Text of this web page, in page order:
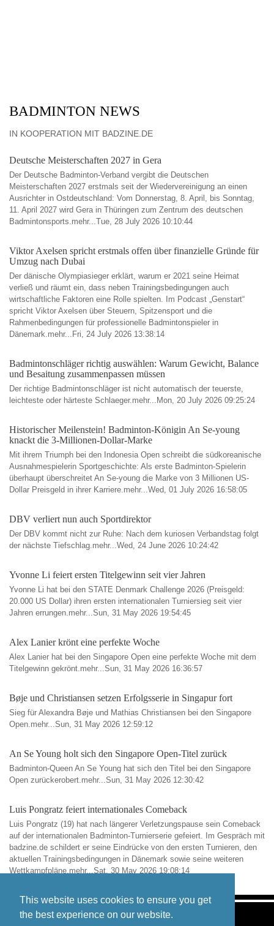
This website uses cookies to ensure you get
the best experience on our website.
BADMINTON NEWS
IN KOOPERATION MIT BADZINE.DE
Deutsche Meisterschaften 2027 in Gera
Der Deutsche Badminton-Verband vergibt die Deutschen
Meisterschaften 2027 erstmals seit der Wiedervereinigung an einen
Ausrichter in Ostdeutschland: Vom Donnerstag, 8. April, bis Sonntag,
11. April 2027 wird Gera in Thüringen zum Zentrum des deutschen
Badmintonsports.mehr...Tue, 28 July 2026 10:10:44
Viktor Axelsen spricht erstmals offen über finanzielle Gründe für
Umzug nach Dubai
Der dänische Olympiasieger erklärt, warum er 2021 seine Heimat
verließ und räumt ein, dass neben Trainingsbedingungen auch
wirtschaftliche Faktoren eine Rolle spielten. Im Podcast „Genstart“
spricht Viktor Axelsen über Steuern, Spitzensport und die
Rahmenbedingungen für professionelle Badmintonspieler in
Dänemark.mehr...Fri, 24 July 2026 13:38:14
Badmintonschläger richtig auswählen: Warum Gewicht, Balance
und Besaitung zusammenpassen müssen
Der richtige Badmintonschläger ist nicht automatisch der teuerste,
leichteste oder härteste Schlaeger.mehr...Mon, 20 July 2026 09:25:24
Historischer Meilenstein! Badminton-Königin An Se-young
knackt die 3-Millionen-Dollar-Marke
Mit ihrem Triumph bei den Indonesia Open schreibt die südkoreanische
Ausnahmespielerin Sportgeschichte: Als erste Badminton-Spielerin
überhaupt überschreitet An Se-young die Marke von 3 Millionen US-
Dollar Preisgeld in ihrer Karriere.mehr...Wed, 01 July 2026 16:58:05
DBV verliert nun auch Sportdirektor
Der DBV kommt nicht zur Ruhe: Nach dem kuriosen Verbandstag folgt
der nächste Tiefschlag.mehr...Wed, 24 June 2026 10:24:42
Yvonne Li feiert ersten Titelgewinn seit vier Jahren
Yvonne Li hat bei den STATE Denmark Challenge 2026 (Preisgeld:
20.000 US Dollar) ihren ersten internationalen Turniersieg seit vier
Jahren errungen.mehr...Sun, 31 May 2026 19:54:45
Alex Lanier krönt eine perfekte Woche
Alex Lanier hat bei den Singapore Open eine perfekte Woche mit dem
Titelgewinn gekrönt.mehr...Sun, 31 May 2026 16:36:57
Bøje und Christiansen setzen Erfolgsserie in Singapur fort
Sieg für Alexandra Bøje und Mathias Christiansen bei den Singapore
Open.mehr...Sun, 31 May 2026 12:59:12
An Se Young holt sich den Singapore Open-Titel zurück
Badminton-Queen An Se Young hat sich den Titel bei den Singapore
Open zurückerobert.mehr...Sun, 31 May 2026 12:30:42
Luis Pongratz feiert internationales Comeback
Luis Pongratz (19) hat nach längerer Verletzungspause sein Comeback
auf der internationalen Badminton-Turnierserie gefeiert. Im Gespräch mit
badzine.de schildert er seine Eindrücke von den ersten Turnieren, den
aktuellen Trainingsbedingungen in Dänemark sowie seine weiteren
Wettkampfpläne.mehr...Sat, 30 May 2026 19:08:14